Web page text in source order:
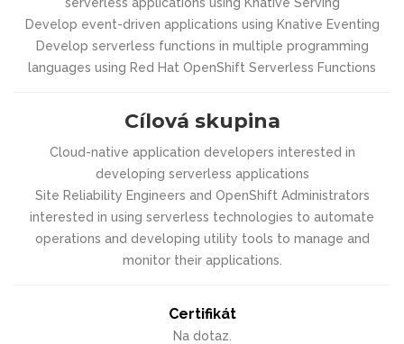
Develop event-driven applications using Knative Eventing
Develop serverless functions in multiple programming
languages using Red Hat OpenShift Serverless Functions
Cílová skupina
Cloud-native application developers interested in
developing serverless applications
Site Reliability Engineers and OpenShift Administrators
interested in using serverless technologies to automate
operations and developing utility tools to manage and
monitor their applications.
Certifikát
Na dotaz.